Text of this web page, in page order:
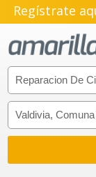
Regístrate